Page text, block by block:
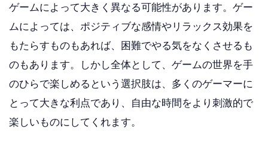
ゲームによって大きく異なる可能性があります。ゲー
ムによっては、ポジティブな感情やリラックス効果を
もたらすものもあれば、困難でやる気をなくさせるも
のもあります。しかし全体として、ゲームの世界を手
のひらで楽しめるという選択肢は、多くのゲーマーに
とって大きな利点であり、自由な時間をより刺激的で
楽しいものにしてくれます。